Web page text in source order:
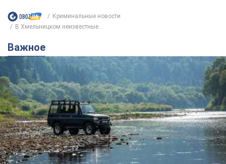
Криминальные новости
В Хмельницком неизвестные...
Важное